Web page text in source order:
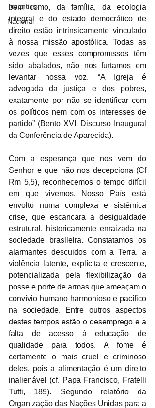
Tocantins
Nacional
bem como, da família, da ecologia
integral e do estado democrático de
direito estão intrinsicamente vinculado
à nossa missão apostólica. Todas as
vezes que esses compromissos têm
sido abalados, não nos furtamos em
levantar nossa voz. “A Igreja é
advogada da justiça e dos pobres,
exatamente por não se identificar com
os políticos nem com os interesses de
partido” (Bento XVI, Discurso Inaugural
da Conferência de Aparecida).
Com a esperança que nos vem do
Senhor e que não nos decepciona (Cf
Rm 5,5), reconhecemos o tempo difícil
em que vivemos. Nosso País está
envolto numa complexa e sistêmica
crise, que escancara a desigualdade
estrutural, historicamente enraizada na
sociedade brasileira. Constatamos os
alarmantes descuidos com a Terra, a
violência latente, explícita e crescente,
potencializada pela flexibilização da
posse e porte de armas que ameaçam o
convívio humano harmonioso e pacífico
na sociedade. Entre outros aspectos
destes tempos estão o desemprego e a
falta de acesso à educação de
qualidade para todos. A fome é
certamente o mais cruel e criminoso
deles, pois a alimentação é um direito
inalienável (cf. Papa Francisco, Fratelli
Tutti, 189). Segundo relatório da
Organização das Nações Unidas para a